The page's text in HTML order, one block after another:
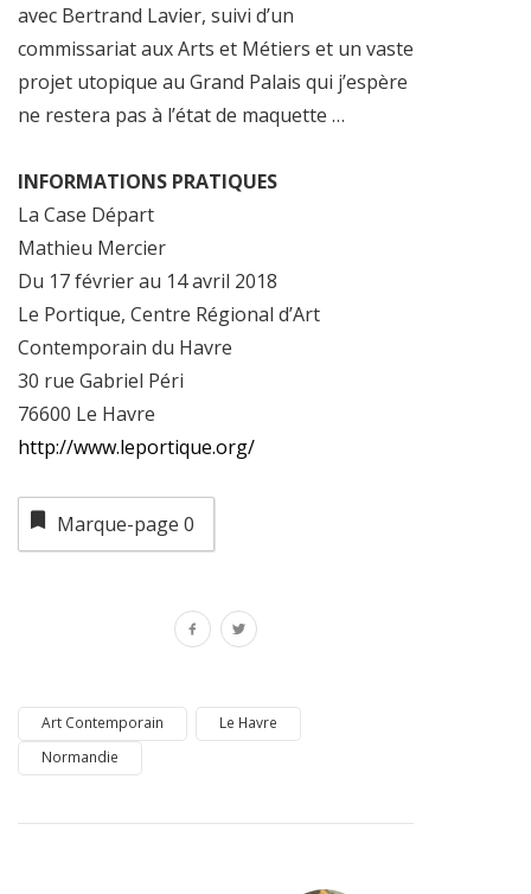
avec Bertrand Lavier, suivi d’un
commissariat aux Arts et Métiers et un vaste
projet utopique au Grand Palais qui j’espère
ne restera pas à l’état de maquette …
INFORMATIONS PRATIQUES
La Case Départ
Mathieu Mercier
Du 17 février au 14 avril 2018
Le Portique, Centre Régional d’Art
Contemporain du Havre
30 rue Gabriel Péri
76600 Le Havre
http://www.leportique.org/
Marque-page 0
Art Contemporain
Le Havre
Normandie